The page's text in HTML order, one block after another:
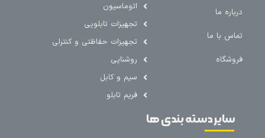
درباره ما
تماس با ما
فروشگاه
اتوماسیون
تجهیزات تابلویی
تجهیزات حفاظتی و کنترلی
روشنایی
سیم و کابل
فریم تابلو
سایر دسته بندی ها